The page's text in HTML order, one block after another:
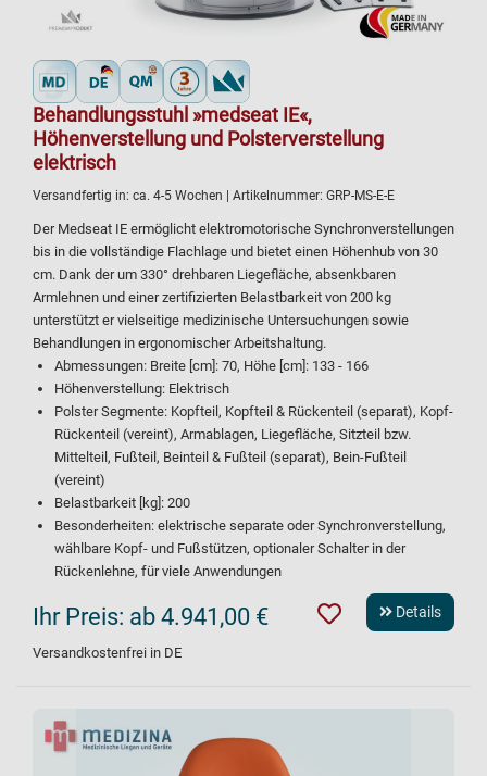
Behandlungsstuhl »medseat IE«,
Höhenverstellung und Polsterverstellung
elektrisch
Versandfertig in: ca. 4-5 Wochen | Artikelnummer: GRP-MS-E-E
Der Medseat IE ermöglicht elektromotorische Synchronverstellungen
bis in die vollständige Flachlage und bietet einen Höhenhub von 30
cm. Dank der um 330° drehbaren Liegefläche, absenkbaren
Armlehnen und einer zertifizierten Belastbarkeit von 200 kg
unterstützt er vielseitige medizinische Untersuchungen sowie
Behandlungen in ergonomischer Arbeitshaltung.
Abmessungen: Breite [cm]: 70, Höhe [cm]: 133 - 166
Höhenverstellung: Elektrisch
Polster Segmente: Kopfteil, Kopfteil & Rückenteil (separat), Kopf-
Rückenteil (vereint), Armablagen, Liegefläche, Sitzteil bzw.
Mittelteil, Fußteil, Beinteil & Fußteil (separat), Bein-Fußteil
(vereint)
Belastbarkeit [kg]: 200
Besonderheiten: elektrische separate oder Synchronverstellung,
wählbare Kopf- und Fußstützen, optionaler Schalter in der
Rückenlehne, für viele Anwendungen
Ihr Preis: ab 4.941,00 €
Versandkostenfrei in DE
Details